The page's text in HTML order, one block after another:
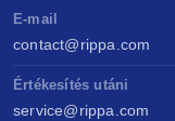
E-mail
contact@rippa.com
Értékesítés utáni
service@rippa.com